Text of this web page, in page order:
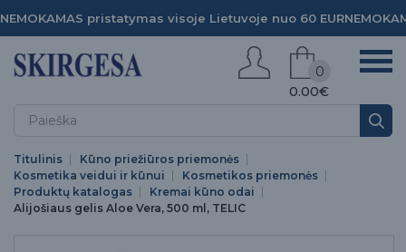
NEMOKAMAS pristatymas visoje Lietuvoje nuo 60 EUR
0.00€
0
Titulinis
Kūno priežiūros priemonės
Kosmetika veidui ir kūnui
Kosmetikos priemonės
Produktų katalogas
Kremai kūno odai
Alijošiaus gelis Aloe Vera, 500 ml, TELIC